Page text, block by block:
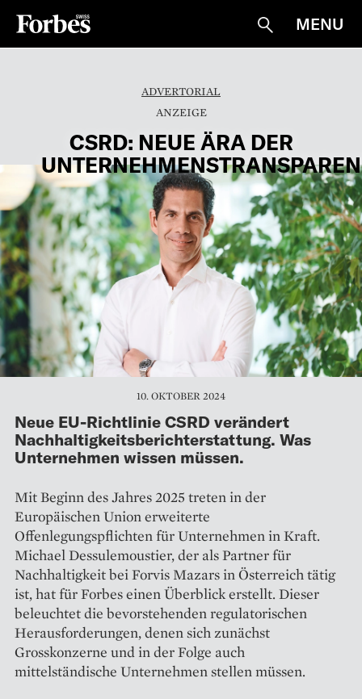
Suche
MENU
ADVERTORIAL
CSRD: NEUE ÄRA DER
10. OKTOBER 2024
Neue EU-Richtlinie CSRD verändert
Nachhaltigkeitsberichterstattung. Was
Unternehmen wissen müssen.
Mit Beginn des Jahres 2025 treten in der
Europäischen Union erweiterte
Offenlegungspflichten für Unternehmen in Kraft.
Michael Dessulemoustier, der als Partner für
Nachhaltigkeit bei Forvis Mazars in Österreich tätig
ist, hat für Forbes einen Überblick erstellt. Dieser
beleuchtet die bevorstehenden regulatorischen
Herausforderungen, denen sich zunächst
Grosskonzerne und in der Folge auch
mittelständische Unternehmen stellen müssen.